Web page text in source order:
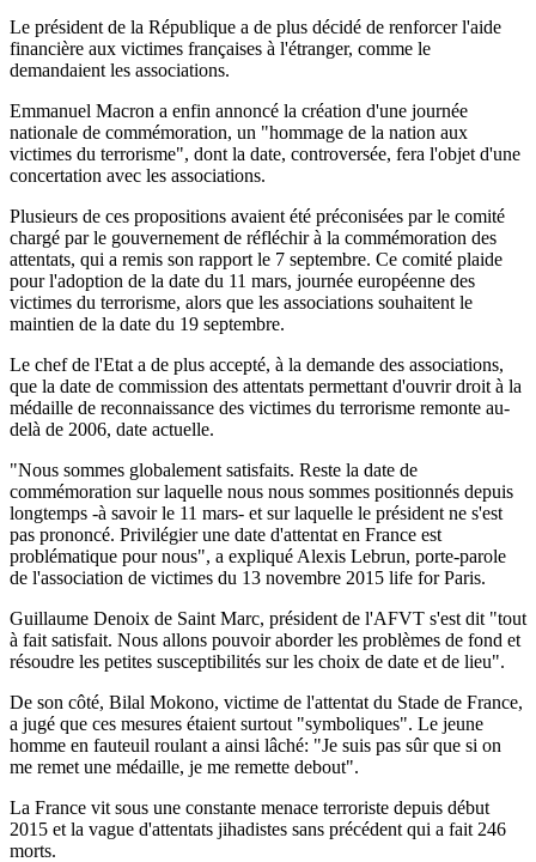
Le président de la République a de plus décidé de renforcer l'aide
financière aux victimes françaises à l'étranger, comme le
demandaient les associations.
Emmanuel Macron a enfin annoncé la création d'une journée
nationale de commémoration, un "hommage de la nation aux
victimes du terrorisme", dont la date, controversée, fera l'objet d'une
concertation avec les associations.
Plusieurs de ces propositions avaient été préconisées par le comité
chargé par le gouvernement de réfléchir à la commémoration des
attentats, qui a remis son rapport le 7 septembre. Ce comité plaide
pour l'adoption de la date du 11 mars, journée européenne des
victimes du terrorisme, alors que les associations souhaitent le
maintien de la date du 19 septembre.
Le chef de l'Etat a de plus accepté, à la demande des associations,
que la date de commission des attentats permettant d'ouvrir droit à la
médaille de reconnaissance des victimes du terrorisme remonte au-
delà de 2006, date actuelle.
"Nous sommes globalement satisfaits. Reste la date de
commémoration sur laquelle nous nous sommes positionnés depuis
longtemps -à savoir le 11 mars- et sur laquelle le président ne s'est
pas prononcé. Privilégier une date d'attentat en France est
problématique pour nous", a expliqué Alexis Lebrun, porte-parole
de l'association de victimes du 13 novembre 2015 life for Paris.
Guillaume Denoix de Saint Marc, président de l'AFVT s'est dit "tout
à fait satisfait. Nous allons pouvoir aborder les problèmes de fond et
résoudre les petites susceptibilités sur les choix de date et de lieu".
De son côté, Bilal Mokono, victime de l'attentat du Stade de France,
a jugé que ces mesures étaient surtout "symboliques". Le jeune
homme en fauteuil roulant a ainsi lâché: "Je suis pas sûr que si on
me remet une médaille, je me remette debout".
La France vit sous une constante menace terroriste depuis début
2015 et la vague d'attentats jihadistes sans précédent qui a fait 246
morts.